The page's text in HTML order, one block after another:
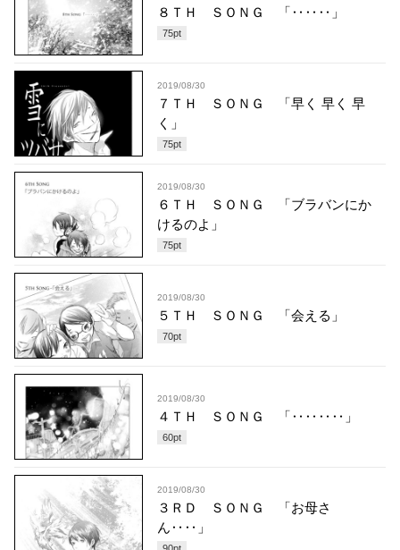
８ＴＨ ＳＯＮＧ 「‥‥‥」
75pt
2019/08/30
７ＴＨ ＳＯＮＧ 「早く 早く 早
く」
75pt
2019/08/30
６ＴＨ ＳＯＮＧ 「ブラバンにか
けるのよ」
75pt
2019/08/30
５ＴＨ ＳＯＮＧ 「会える」
70pt
2019/08/30
４ＴＨ ＳＯＮＧ 「‥‥‥‥」
60pt
2019/08/30
３ＲＤ ＳＯＮＧ 「お母さ
ん‥‥」